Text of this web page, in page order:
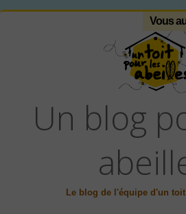
Vous
Un blog
Le blog de l'équipe d'un